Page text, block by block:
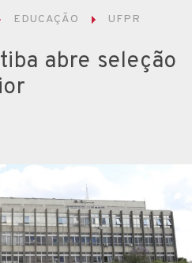
EDUCAÇÃO UFPR
abre seleção